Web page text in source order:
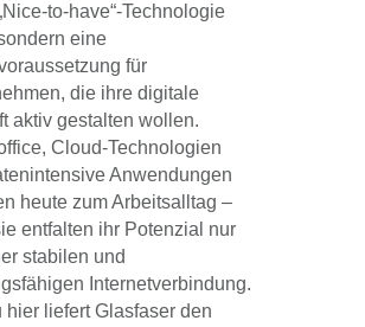
to-have“-Technologie
eine
für
die ihre digitale
aktiv gestalten wollen.
Cloud-Technologien
Anwendungen
heute zum Arbeitsalltag –
entfalten ihr Potenzial nur
stabilen und
Internetverbindung.
hier liefert Glasfaser den